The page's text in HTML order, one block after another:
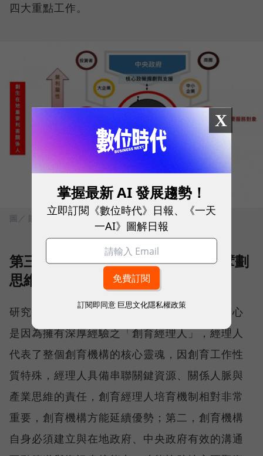
四大重點工作。
圖／ 財團法人台灣經濟研究院
第三：具備優質創育經理人及前瞻擘劃
思維
研究發現，優質創育機構成功原因最主要的核心
是因為擁有深厚經驗之「創育經理人」，經理人
代表了整個創育機構的核心靈魂，因創育工作性
質特殊，經理人具備串聯關鍵資源、關係人脈與
產業思維的責任，創育經理人培育機制相對非常
重要，創育機構方能延續優勢；第二，創育機構
自身必須建立與在地政府、中央政府有效的溝通
X
掌握最新 AI 發展趨勢！
立即訂閱《數位時代》日報、《一天
一AI》圖解日報
訂閱即同意 巨思文化隱私權政策